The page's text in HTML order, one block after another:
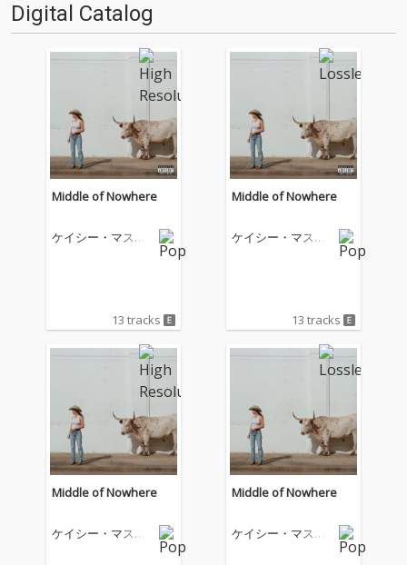
Digital Catalog
Middle of Nowhere
ケイシー・マスグ
13 tracks
Middle of Nowhere
ケイシー・マスグ
13 tracks
Middle of Nowhere
ケイシー・マスグ
Middle of Nowhere
ケイシー・マスグ